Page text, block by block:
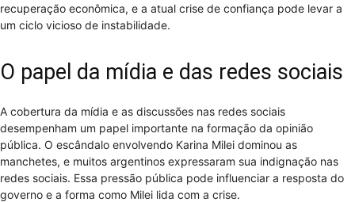
recuperação econômica, e a atual crise de confiança pode levar a
um ciclo vicioso de instabilidade.
O papel da mídia e das redes sociais
A cobertura da mídia e as discussões nas redes sociais
desempenham um papel importante na formação da opinião
pública. O escândalo envolvendo Karina Milei dominou as
manchetes, e muitos argentinos expressaram sua indignação nas
redes sociais. Essa pressão pública pode influenciar a resposta do
governo e a forma como Milei lida com a crise.